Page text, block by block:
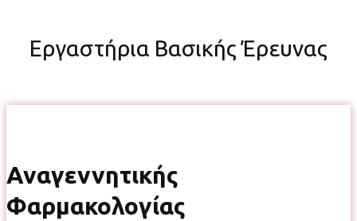
Εργαστήρια Βασικής Έρευνας
Αναγεννητικής
Φαρμακολογίας